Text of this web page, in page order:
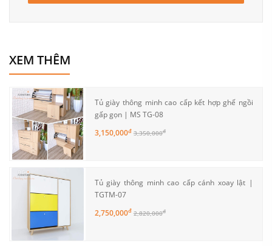
XEM THÊM
Tủ giày thông minh cao cấp kết hợp ghế ngồi
gấp gọn | MS TG-08
3,150,000đ 3,350,000đ
Tủ giày thông minh cao cấp cánh xoay lật |
TGTM-07
2,750,000đ 2,820,000đ